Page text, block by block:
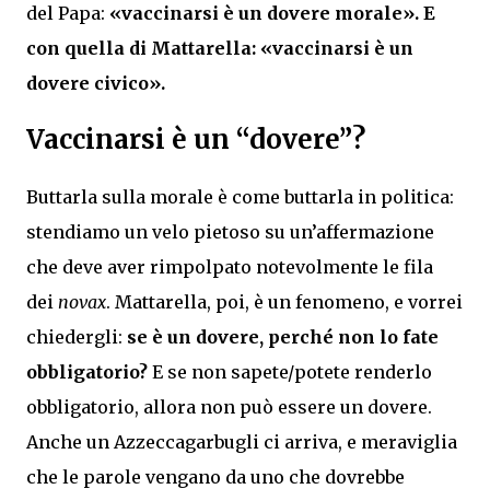
del Papa: «vaccinarsi è un dovere morale». E
con quella di Mattarella: «vaccinarsi è un
dovere civico».
Vaccinarsi è un “dovere”?
Buttarla sulla morale è come buttarla in politica:
stendiamo un velo pietoso su un’affermazione
che deve aver rimpolpato notevolmente le fila
dei novax. Mattarella, poi, è un fenomeno, e vorrei
chiedergli: se è un dovere, perché non lo fate
obbligatorio? E se non sapete/potete renderlo
obbligatorio, allora non può essere un dovere.
Anche un Azzeccagarbugli ci arriva, e meraviglia
che le parole vengano da uno che dovrebbe